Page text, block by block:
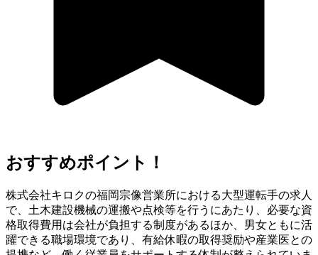
おすすめポイント！
株式会社キロクの福岡宗像営業所における大型運転手の求人
で、土木建設機械の運搬や点検等を行うにあたり、必要な資
格取得費用は会社が負担する制度があるほか、男女ともに活
躍できる職場環境であり、有給休暇の取得奨励や産業医との